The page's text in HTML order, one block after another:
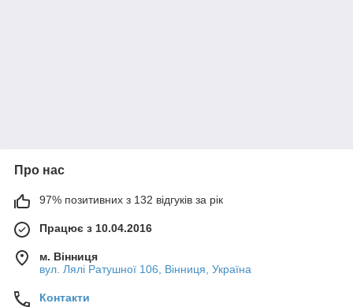
Про нас
97% позитивних з 132 відгуків за рік
Працює з 10.04.2016
м. Вінниця
вул. Лялі Ратушної 106, Вінниця, Україна
Контакти